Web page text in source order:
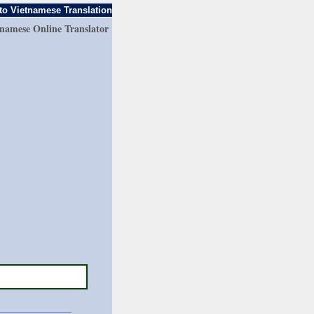
Vietnamese Translation
Online Translator